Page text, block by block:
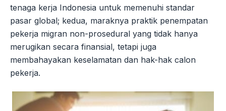
tenaga kerja Indonesia untuk memenuhi standar
pasar global; kedua, maraknya praktik penempatan
pekerja migran non-prosedural yang tidak hanya
merugikan secara finansial, tetapi juga
membahayakan keselamatan dan hak-hak calon
pekerja.